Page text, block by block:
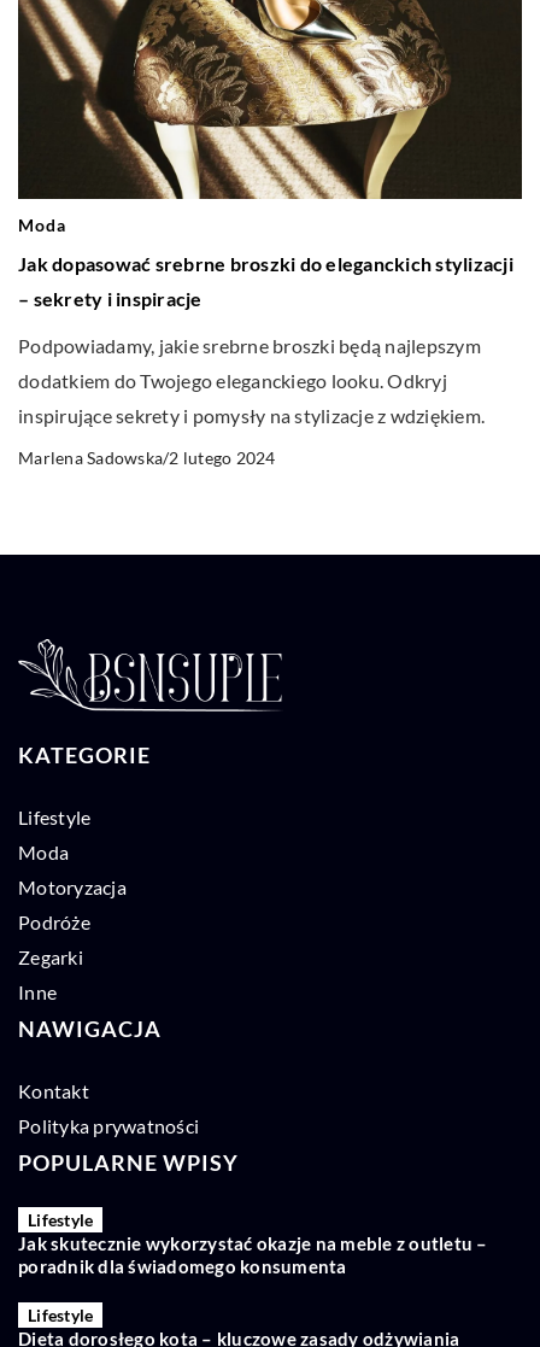
Moda
Jak dopasować srebrne broszki do eleganckich stylizacji
– sekrety i inspiracje
Podpowiadamy, jakie srebrne broszki będą najlepszym
dodatkiem do Twojego eleganckiego looku. Odkryj
inspirujące sekrety i pomysły na stylizacje z wdziękiem.
Marlena Sadowska/2 lutego 2024
KATEGORIE
Lifestyle
Moda
Motoryzacja
Podróże
Zegarki
Inne
NAWIGACJA
Kontakt
Polityka prywatności
POPULARNE WPISY
Lifestyle
Jak skutecznie wykorzystać okazje na meble z outletu –
poradnik dla świadomego konsumenta
Lifestyle
Dieta dorosłego kota – kluczowe zasady odżywiania